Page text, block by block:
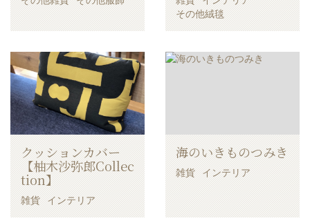
その他絨毯
クッションカバー
【柚木沙弥郎Collec
tion】
雑貨 インテリア
海のいきものつみき
雑貨 インテリア